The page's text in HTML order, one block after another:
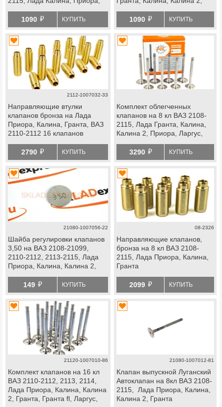
1090 й КУПИТЬ
1090 й КУПИТЬ
2112-1007032-33
Направляющие втулки
клапанов бронза на Лада
Приора, Калина, Гранта, ВАЗ
2110-2112 16 клапанов
2790 й КУПИТЬ
Комплект облегченных
клапанов на 8 кл ВАЗ 2108-
2115, Лада Гранта, Калина,
Калина 2, Приора, Ларгус,
3290 й КУПИТЬ
21080-1007056-22
Шайба регулировки клапанов
3,50 на ВАЗ 2108-21099,
2110-2112, 2113-2115, Лада
Приора, Калина, Калина 2,
149 й КУПИТЬ
08-2326
Направляющие клапанов,
бронза на 8 кл ВАЗ 2108-
2115, Лада Приора, Калина,
Гранта
2099 й КУПИТЬ
21120-1007010-86
Комплект клапанов на 16 кл
ВАЗ 2110-2112, 2113, 2114,
Лада Приора, Калина, Калина
2, Гранта, Гранта fl, Ларгус,
21080-1007012-81
Клапан выпускной Луганский
Автоклапан на 8кл ВАЗ 2108-
2115, Лада Приора, Калина,
Калина 2, Гранта